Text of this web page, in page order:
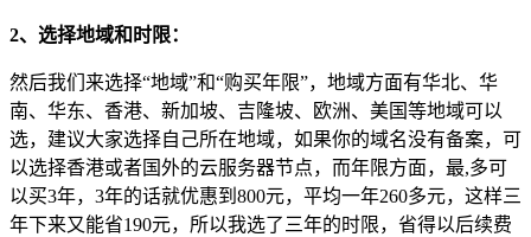
2、选择地域和时限：
然后我们来选择“地域”和“购买年限”，地域方面有华北、华
南、华东、香港、新加坡、吉隆坡、欧洲、美国等地域可以
选，建议大家选择自己所在地域，如果你的域名没有备案，可
以选择香港或者国外的云服务器节点，而年限方面，最,多可
以买3年，3年的话就优惠到800元，平均一年260多元，这样三
年下来又能省190元，所以我选了三年的时限，省得以后续费